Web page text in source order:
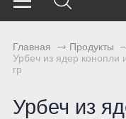
Главная Продукты
Урбеч из ядер конопли
гр
Урбеч из